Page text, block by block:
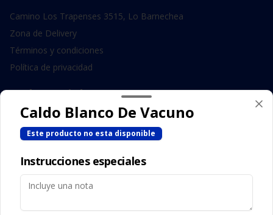
Camino Los Trapenses 3515, Lo Barnechea
Zona de Delivery
Términos y condiciones
Política de privacidad
Redes sociales
Instagram
Facebook
Mi cuenta
Caldo Blanco De Vacuno
Este producto no esta disponible
Instrucciones especiales